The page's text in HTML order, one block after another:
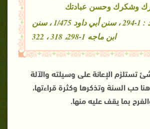
وشكرك وحسن عبادتك
مسند أحمد : 1-294 ، سنن أبي داود 1/475 ، سنن
ابن ماجه 1-298، 318 ، 322
تستلزم الإعانة على وسيلته والآلة
حب السنة وتذكرها وكثرة قراءتها،
بما يقف عليه منها.